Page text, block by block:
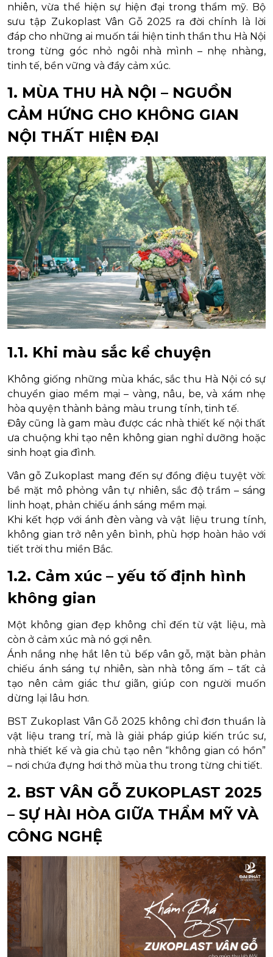
nhiên, vừa thể hiện sự hiện đại trong thẩm mỹ. Bộ
sưu tập Zukoplast Vân Gỗ 2025 ra đời chính là lời
đáp cho những ai muốn tái hiện tinh thần thu Hà Nội
trong từng góc nhỏ ngôi nhà mình – nhẹ nhàng,
tinh tế, bền vững và đầy cảm xúc.
1. MÙA THU HÀ NỘI – NGUỒN
CẢM HỨNG CHO KHÔNG GIAN
NỘI THẤT HIỆN ĐẠI
1.1. Khi màu sắc kể chuyện
Không giống những mùa khác, sắc thu Hà Nội có sự
chuyển giao mềm mại – vàng, nâu, be, và xám nhẹ
hòa quyện thành bảng màu trung tính, tinh tế.
Đây cũng là gam màu được các nhà thiết kế nội thất
ưa chuộng khi tạo nên không gian nghỉ dưỡng hoặc
sinh hoạt gia đình.
Vân gỗ Zukoplast mang đến sự đồng điệu tuyệt vời:
bề mặt mô phỏng vân tự nhiên, sắc độ trầm – sáng
linh hoạt, phản chiếu ánh sáng mềm mại.
Khi kết hợp với ánh đèn vàng và vật liệu trung tính,
không gian trở nên yên bình, phù hợp hoàn hảo với
tiết trời thu miền Bắc.
1.2. Cảm xúc – yếu tố định hình
không gian
Một không gian đẹp không chỉ đến từ vật liệu, mà
còn ở cảm xúc mà nó gợi nên.
Ánh nắng nhẹ hắt lên tủ bếp vân gỗ, mặt bàn phản
chiếu ánh sáng tự nhiên, sàn nhà tông ấm – tất cả
tạo nên cảm giác thư giãn, giúp con người muốn
dừng lại lâu hơn.
BST Zukoplast Vân Gỗ 2025 không chỉ đơn thuần là
vật liệu trang trí, mà là giải pháp giúp kiến trúc sư,
nhà thiết kế và gia chủ tạo nên “không gian có hồn”
– nơi chứa đựng hơi thở mùa thu trong từng chi tiết.
2. BST VÂN GỖ ZUKOPLAST 2025
– SỰ HÀI HÒA GIỮA THẨM MỸ VÀ
CÔNG NGHỆ